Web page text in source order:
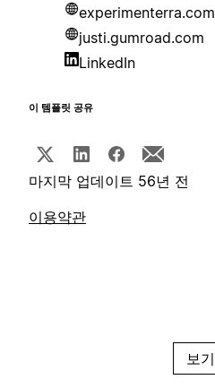
experimenterra.com
justi.gumroad.com
LinkedIn
이 템플릿 공유
마지막 업데이트 56년 전
이용약관
보기